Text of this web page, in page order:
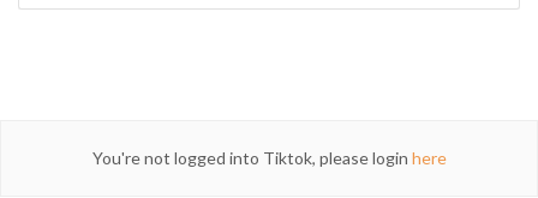
You're not logged into Tiktok, please login here